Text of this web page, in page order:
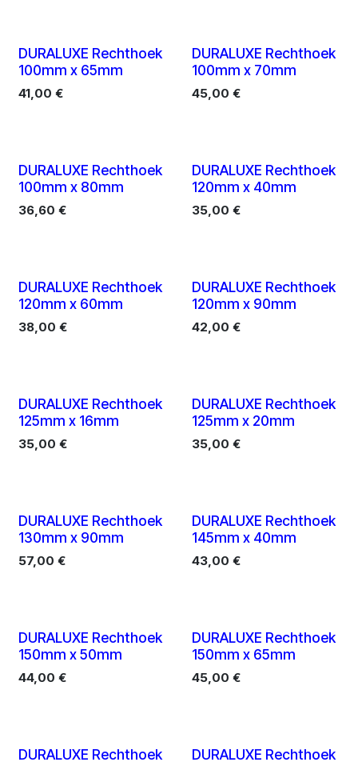
10 X
DURALUXE Rechthoek
100mm x 65mm
41,00 €
10 X
DURALUXE Rechthoek
100mm x 70mm
45,00 €
10 X
DURALUXE Rechthoek
100mm x 80mm
36,60 €
10 X
DURALUXE Rechthoek
120mm x 40mm
35,00 €
10 X
DURALUXE Rechthoek
120mm x 60mm
38,00 €
10 X
DURALUXE Rechthoek
120mm x 90mm
42,00 €
10 X
DURALUXE Rechthoek
125mm x 16mm
35,00 €
10 X
DURALUXE Rechthoek
125mm x 20mm
35,00 €
10 X
DURALUXE Rechthoek
130mm x 90mm
57,00 €
10 X
DURALUXE Rechthoek
145mm x 40mm
43,00 €
10 X
DURALUXE Rechthoek
150mm x 50mm
44,00 €
10 X
DURALUXE Rechthoek
150mm x 65mm
45,00 €
10 X
DURALUXE Rechthoek 10 X
DURALUXE Rechthoek